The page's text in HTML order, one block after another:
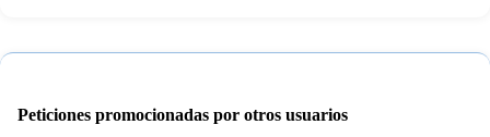
Peticiones promocionadas por otros usuarios